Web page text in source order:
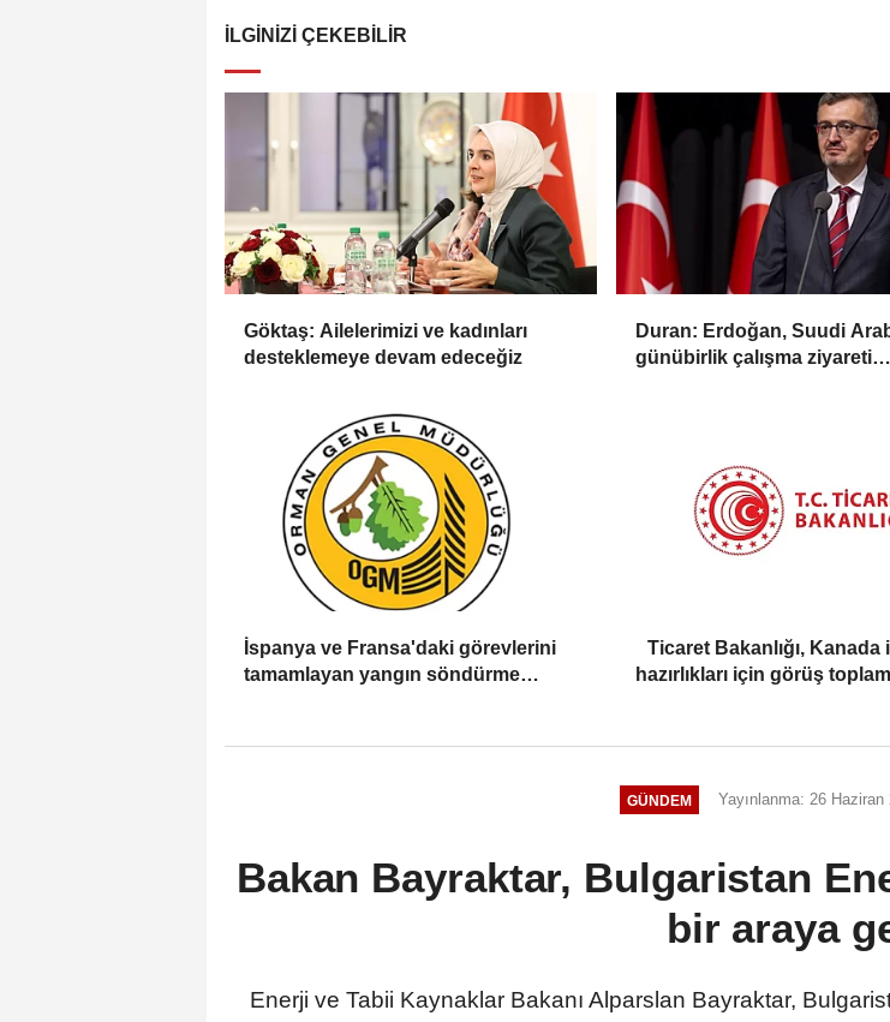
İLGINIZI ÇEKEBILIR
Göktaş: Ailelerimizi ve kadınları
desteklemeye devam edeceğiz
Duran: Erdoğan, Suudi
günübirlik çalışma ziyareti
İspanya ve Fransa'daki görevlerini
tamamlayan yangın söndürme
Ticaret Bakanlığı, Kanada
hazırlıkları için görüş
GÜNDEM Yayınlanma: 26 Haziran
Bakan Bayraktar, Bulgaristan
bir araya
Enerji ve Tabii Kaynaklar Bakanı Alparslan Bayraktar,